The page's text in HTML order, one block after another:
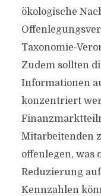
ökologische
Taxonomie-
Zudem sollten
Informationen
konzentriert
Mitarbeitenden
offenlegen, was
Reduzierung
Kennzahlen